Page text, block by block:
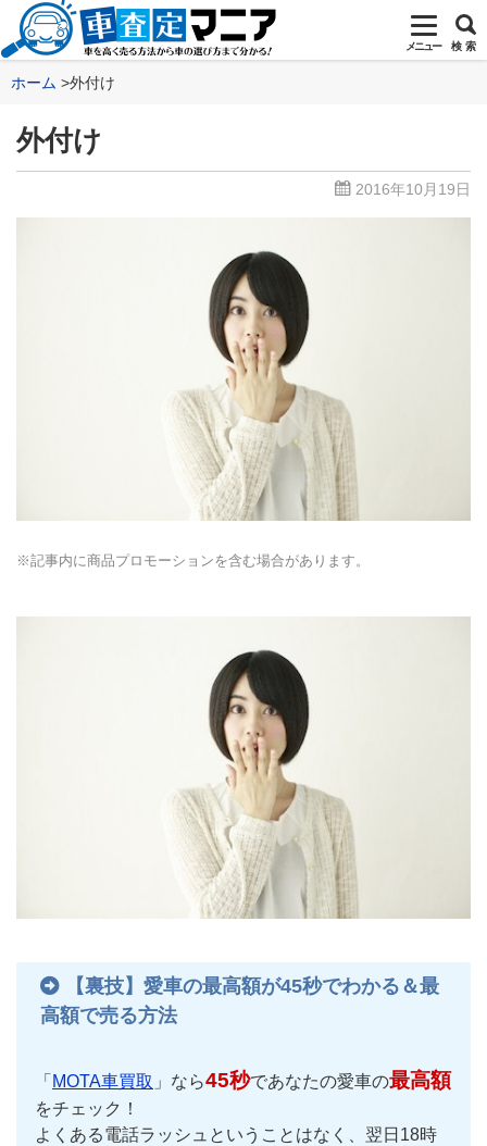
メニュー 検 索
ホーム 外付け
外付け
2016年10月19日
※記事内に商品プロモーションを含む場合があります。
【裏技】愛車の最高額が45秒でわかる＆最
高額で売る方法
「 MOTA車買取 」なら45秒であなたの愛車の最高額
をチェック！
よくある電話ラッシュということはなく、翌日18時